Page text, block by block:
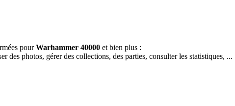
pourWarhammer 40000 et bien plus :
des photos, gérer des collections, des parties, consulter les statistiques, ...